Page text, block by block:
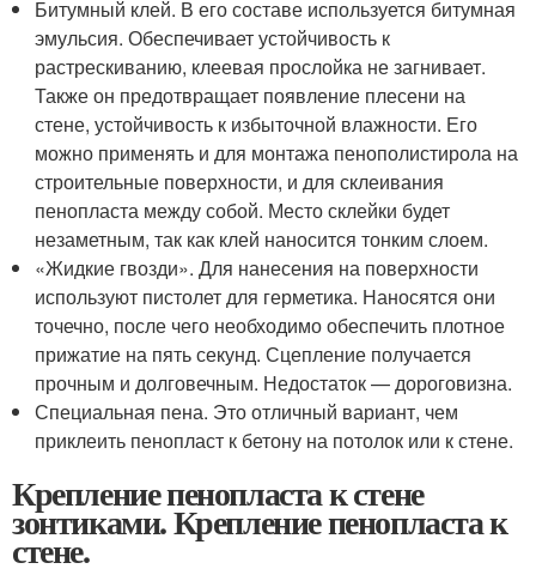
Битумный клей. В его составе используется битумная
эмульсия. Обеспечивает устойчивость к
растрескиванию, клеевая прослойка не загнивает.
Также он предотвращает появление плесени на
стене, устойчивость к избыточной влажности. Его
можно применять и для монтажа пенополистирола на
строительные поверхности, и для склеивания
пенопласта между собой. Место склейки будет
незаметным, так как клей наносится тонким слоем.
«Жидкие гвозди». Для нанесения на поверхности
используют пистолет для герметика. Наносятся они
точечно, после чего необходимо обеспечить плотное
прижатие на пять секунд. Сцепление получается
прочным и долговечным. Недостаток — дороговизна.
Специальная пена. Это отличный вариант, чем
приклеить пенопласт к бетону на потолок или к стене.
Крепление пенопласта к стене
зонтиками. Крепление пенопласта к
стене.